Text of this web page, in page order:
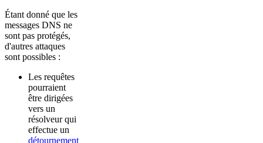
Étant donné que les
messages DNS ne
sont pas protégés,
d'autres attaques
sont possibles :
Les requêtes
pourraient
être dirigées
vers un
résolveur qui
effectue un
détournement